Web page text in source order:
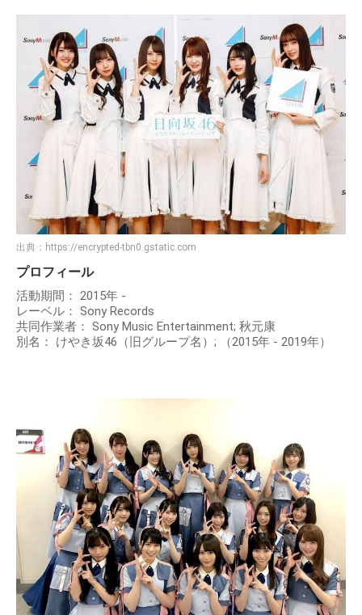
出典： https://encrypted-tbn0.gstatic.com
プロフィール
活動期間： 2015年 -
レーベル： Sony Records
共同作業者： Sony Music Entertainment; 秋元康
別名： けやき坂46（旧グループ名）; （2015年 - 2019年）